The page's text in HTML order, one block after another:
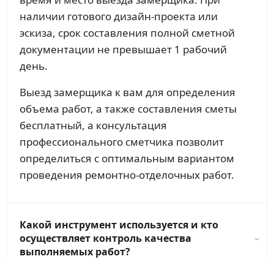
наличии готового дизайн-проекта или
эскиза, срок составления полной сметной
документации не превышает 1 рабочий
день.
Выезд замерщика к вам для определения
объема работ, а также составления сметы
бесплатный, а консультация
профессионального сметчика позволит
определиться с оптимальным вариантом
проведения ремонтно-отделочных работ.
Какой инструмент используется и кто
осуществляет контроль качества
выполняемых работ?